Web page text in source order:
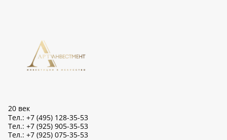
20 век
Тел.: +7 (495) 128-35-53
Тел.: +7 (925) 905-35-53
Тел.: +7 (925) 075-35-53